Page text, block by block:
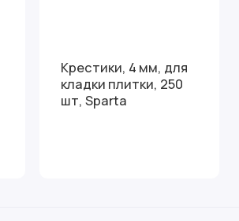
Крестики, 4 мм, для
кладки плитки, 250
шт, Sparta